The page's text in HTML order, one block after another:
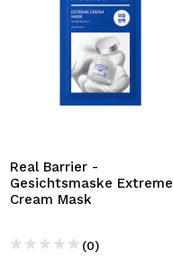
Real Barrier -
Gesichtsmaske Extreme
Cream Mask
(0)